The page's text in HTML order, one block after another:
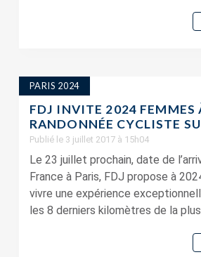
PARIS 2024
FDJ INVITE 2024 FEMMES
RANDONNÉE CYCLISTE
Publié le 3 juillet 2017 à 15h04
Le 23 juillet prochain, date de
France à Paris, FDJ propose à
vivre une expérience
les 8 derniers kilomètres de la